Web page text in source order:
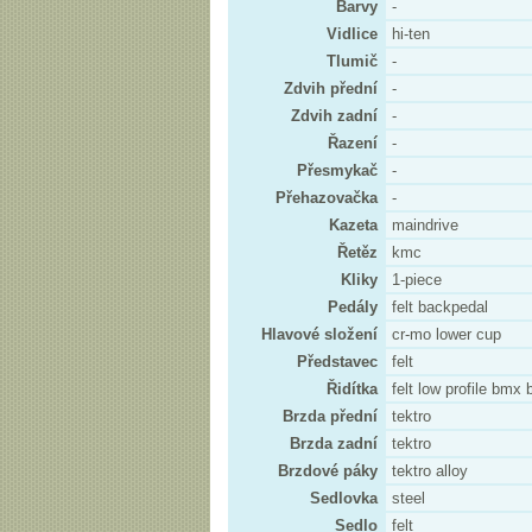
Barvy
-
Vidlice
hi-ten
Tlumič
-
Zdvih přední
-
Zdvih zadní
-
Řazení
-
Přesmykač
-
Přehazovačka
-
Kazeta
maindrive
Řetěz
kmc
Kliky
1-piece
Pedály
felt backpedal
Hlavové složení
cr-mo lower cup
Představec
felt
Řidítka
felt low profile bmx
Brzda přední
tektro
Brzda zadní
tektro
Brzdové páky
tektro alloy
Sedlovka
steel
Sedlo
felt